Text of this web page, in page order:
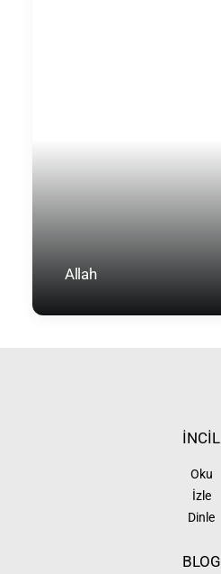
Allah
İNCİL
Oku
İzle
Dinle
BLOG